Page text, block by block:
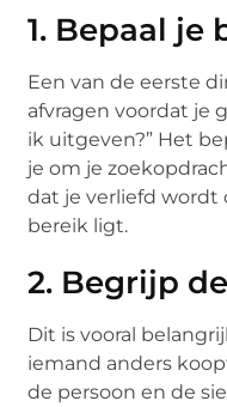
1. Bepaal je
Een van de eerste
afvragen voordat je
ik uitgeven?” Het
je om je
dat je verliefd wordt
bereik ligt.
2. Begrijp
Dit is vooral
iemand anders
de persoon en de